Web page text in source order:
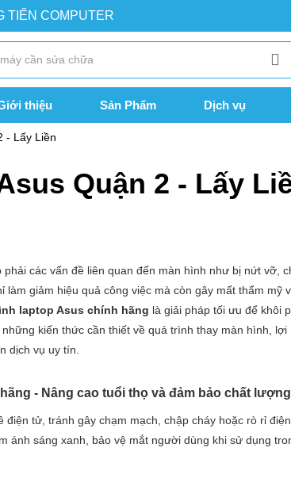
TIẾN COMPUTER
thiệu Sản Phẩm Dịch vụ
- Lấy Liền
Quận 2 - Lấy
các vấn đề liên quan đến màn hình như bị nứt vỡ,
giảm hiệu quả công việc mà còn gây mất thẩm mỹ
laptop Asus chính hãng là giải pháp tối ưu để khôi
kiến thức cần thiết về quá trình thay màn hình, lợi
dịch vụ uy tín.
- Nâng cao tuổi thọ và đảm bảo chất lượng
tử, tránh gây chạm mạch, chập cháy hoặc rò rỉ điện
sáng xanh, bảo vệ mắt người dùng khi sử dụng